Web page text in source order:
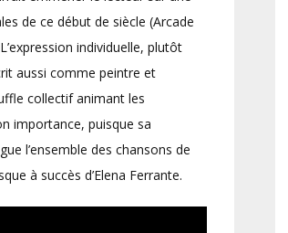
de ce début de siècle (Arcade
individuelle, plutôt
aussi comme peintre et
collectif animant les
importance, puisque sa
l’ensemble des chansons de
à succès d’Elena Ferrante.